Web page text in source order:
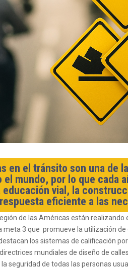
​​en el tránsito son una de
mundo, por lo que cada
vial, la
eficiente a las
de las Américas están
meta 3 que promueve la utilización
los sistemas de calificación
mundiales de diseño de
seguridad de todas las personas